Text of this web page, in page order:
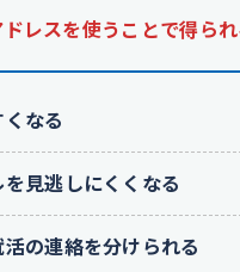
レスを使うことで得ら
なる
見逃しにくくなる
の連絡を分けられる